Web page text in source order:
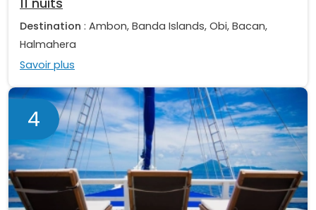
11 nuits
Destination : Ambon, Banda Islands, Obi, Bacan,
Halmahera
Savoir plus
4